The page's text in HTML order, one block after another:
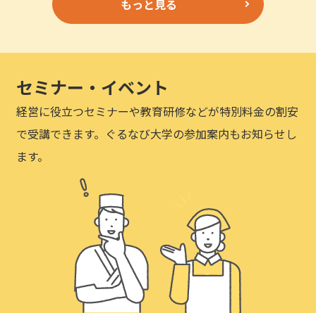
もっと見る
セミナー・イベント
経営に役立つセミナーや教育研修などが特別料金の割安
で受講できます。ぐるなび大学の参加案内もお知らせし
ます。